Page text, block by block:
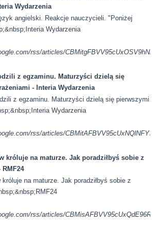
Wydarzenia
angielski. Reakcje nauczycieli. "Poniżej
Wydarzenia
rss/articles/
z egzaminu. Maturzyści dzielą się
- Interia Wydarzenia
z egzaminu. Maturzyści dzielą się pierwszymi
Wydarzenia
rss/articles/
króluje na maturze. Jak poradziłbyś sobie z
na maturze. Jak poradziłbyś sobie z
rss/articles/